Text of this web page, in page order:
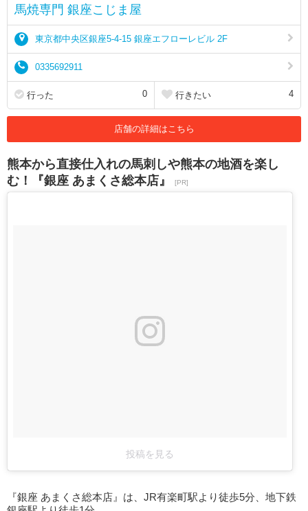
馬焼専門 銀座こじま屋
東京都中央区銀座5-4-15 銀座エフローレビル 2F
0335692911
行った 0 行きたい 4
店舗の詳細はこちら
熊本から直接仕入れの馬刺しや熊本の地酒を楽し
む！『銀座 あまくさ総本店』
[PR]
投稿を見る
『銀座 あまくさ総本店』は、JR有楽町駅より徒歩5分、地下鉄